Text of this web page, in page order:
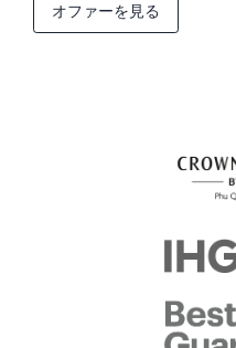
オファーを見る